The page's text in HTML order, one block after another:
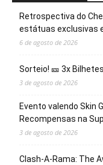
Retrospectiva do
estátuas exclusivas
6 de agosto de 2026
Sorteio! 🎫 3x
3 de agosto de 2026
Evento valendo Skin
Recompensas na
3 de agosto de 2026
Clash-A-Rama: The